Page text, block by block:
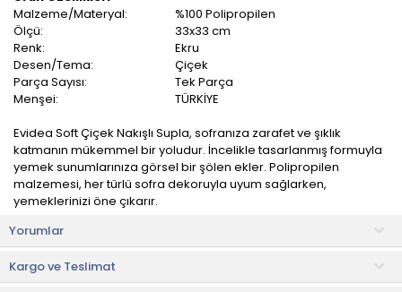
Malzeme/Materyal:
%100 Polipropilen
Ölçü:
33x33 cm
Renk:
Ekru
Desen/Tema:
Çiçek
Parça Sayısı:
Tek Parça
Menşei:
TÜRKİYE
Evidea Soft Çiçek Nakışlı Supla, sofranıza zarafet ve şıklık
katmanın mükemmel bir yoludur. İncelikle tasarlanmış formuyla
yemek sunumlarınıza görsel bir şölen ekler. Polipropilen
malzemesi, her türlü sofra dekoruyla uyum sağlarken,
yemeklerinizi öne çıkarır.
Özel davetlerden günlük yemeklere kadar her türlü ortamda
kullanıma uygundur. Dayanıklılığı ve uzun ömürlü kullanımı
garanti eder. Temizlenmesi de son derece pratiktir.
Yorumlar
Kargo ve Teslimat